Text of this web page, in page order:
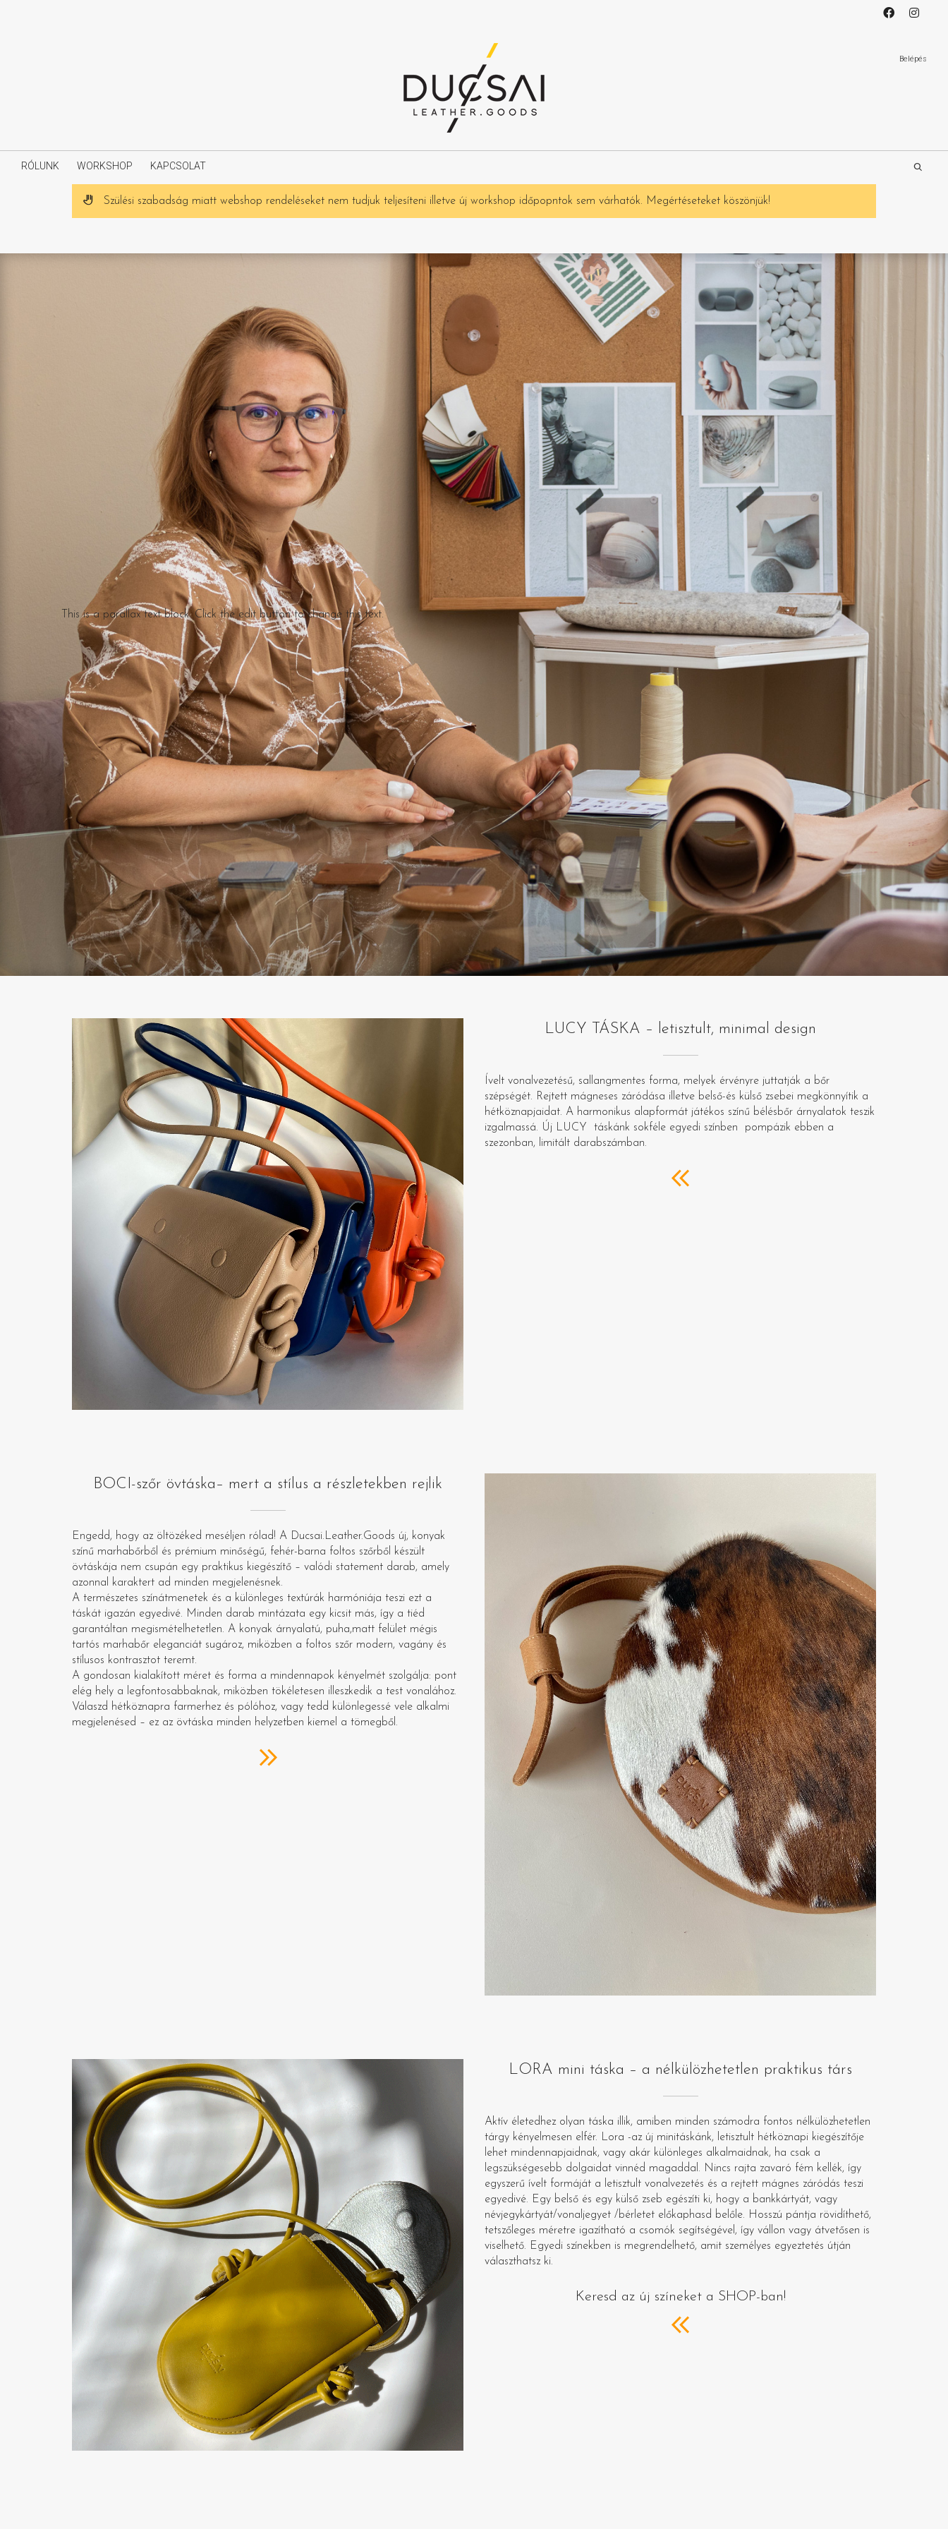
Belépés
RÓLUNK WORKSHOP KAPCSOLAT
Szülési szabadság miatt webshop rendeléseket nem tudjuk teljesíteni illetve új workshop időpopntok sem várhatók. Megértéseteket köszönjük!
This is a parallax text block. Click the edit button to change this text.
LUCY TÁSKA – letisztult, minimal design
Ívelt vonalvezetésű, sallangmentes forma, melyek érvényre juttatják a bőr
szépségét. Rejtett mágneses záródása illetve belső-és külső zsebei megkönnyítik a
hétköznapjaidat. A harmonikus alapformát játékos színű bélésbőr árnyalatok teszik
izgalmassá. Új LUCY táskánk sokféle egyedi színben pompázik ebben a
szezonban, limitált darabszámban.
BOCI-szőr övtáska– mert a stílus a részletekben rejlik
Engedd, hogy az öltözéked meséljen rólad! A Ducsai.Leather.Goods új, konyak
színű marhabőrből és prémium minőségű, fehér-barna foltos szőrből készült
övtáskája nem csupán egy praktikus kiegészítő – valódi statement darab, amely
azonnal karaktert ad minden megjelenésnek.
A természetes színátmenetek és a különleges textúrák harmóniája teszi ezt a
táskát igazán egyedivé. Minden darab mintázata egy kicsit más, így a tiéd
garantáltan megismételhetetlen. A konyak árnyalatú, puha,matt felület mégis
tartós marhabőr eleganciát sugároz, miközben a foltos szőr modern, vagány és
stílusos kontrasztot teremt.
A gondosan kialakított méret és forma a mindennapok kényelmét szolgálja: pont
elég hely a legfontosabbaknak, miközben tökéletesen illeszkedik a test vonalához.
Válaszd hétköznapra farmerhez és pólóhoz, vagy tedd különlegessé vele alkalmi
megjelenésed – ez az övtáska minden helyzetben kiemel a tömegből.
LORA mini táska – a nélkülözhetetlen praktikus társ
Aktív életedhez olyan táska illik, amiben minden számodra fontos nélkülözhetetlen
tárgy kényelmesen elfér. Lora -az új minitáskánk, letisztult hétköznapi kiegészítője
lehet mindennapjaidnak, vagy akár különleges alkalmaidnak, ha csak a
legszükségesebb dolgaidat vinnéd magaddal. Nincs rajta zavaró fém kellék, így
egyszerű ívelt formáját a letisztult vonalvezetés és a rejtett mágnes záródás teszi
egyedivé. Egy belső és egy külső zseb egészíti ki, hogy a bankkártyát, vagy
névjegykártyát/vonaljegyet /bérletet előkaphasd belőle. Hosszú pántja rövidíthető,
tetszőleges méretre igazítható a csomók segítségével, így vállon vagy átvetősen is
viselhető. Egyedi színekben is megrendelhető, amit személyes egyeztetés útján
választhatsz ki.
Keresd az új színeket a SHOP-ban!